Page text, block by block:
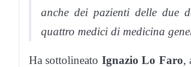
anche dei pazienti delle due
quattro medici di medicina
Ha sottolineato Ignazio Lo Faro,